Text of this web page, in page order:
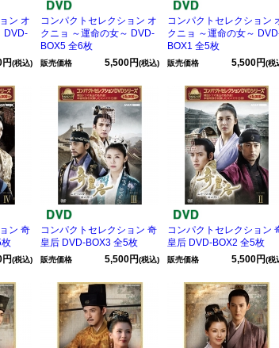
ン オ
DVD-
(税込)
コンパクトセレクション オ
クニョ ～運命の女～ DVD-
BOX5 全6枚
販売価格 5,500円(税込)
コンパクトセレクション
クニョ ～運命の女～
BOX1 全5枚
販売価格 5,500円(税
ン 奇
(税込)
コンパクトセレクション 奇
皇后 DVD-BOX3 全5枚
販売価格 5,500円(税込)
コンパクトセレクション
皇后 DVD-BOX2 全5枚
販売価格 5,500円(税